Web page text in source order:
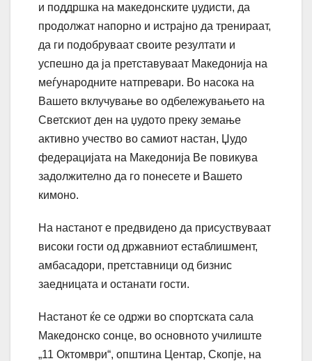
и поддршка на македонските џудисти, да
продолжат напорно и истрајно да тренираат,
да ги подобруваат своите резултати и
успешно да ја претставуваат Македонија на
меѓународните натпревари. Во насока на
Вашето вклучување во одбележувањето на
Светскиот ден на џудото преку земање
активно учество во самиот настан, Џудо
федерацијата на Македонија Ве повикува
задолжително да го понесeте и Вашето
кимоно.
На настанот е предвидено да присуствуваат
високи гости од државниот естаблишмент,
амбасадори, претставници од бизнис
заедницата и останати гости.
Настанот ќе се одржи во спортската сала
Македонско сонце, во oсновното училиште
„11 Октомври“, општина Центар, Скопје, на